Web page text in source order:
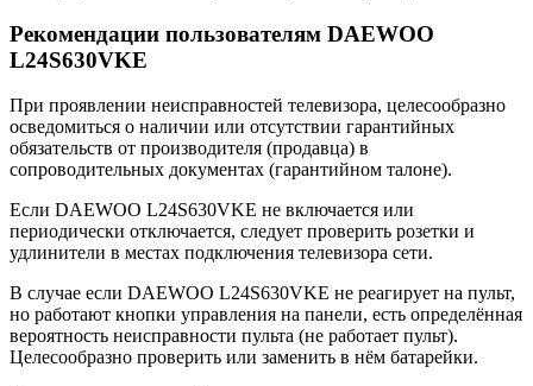
Рекомендации пользователям DAEWOO
L24S630VKE
При проявлении неисправностей телевизора, целесообразно
осведомиться о наличии или отсутствии гарантийных
обязательств от производителя (продавца) в
сопроводительных документах (гарантийном талоне).
Если DAEWOO L24S630VKE не включается или
периодически отключается, следует проверить розетки и
удлинители в местах подключения телевизора сети.
В случае если DAEWOO L24S630VKE не реагирует на пульт,
но работают кнопки управления на панели, есть определённая
вероятность неисправности пульта (не работает пульт).
Целесообразно проверить или заменить в нём батарейки.